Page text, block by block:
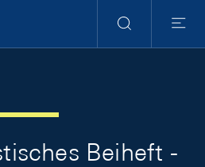
Suche
Menu
Beiheft -